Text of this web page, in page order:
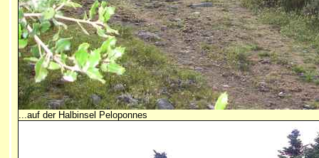
...auf der Halbinsel Peloponnes